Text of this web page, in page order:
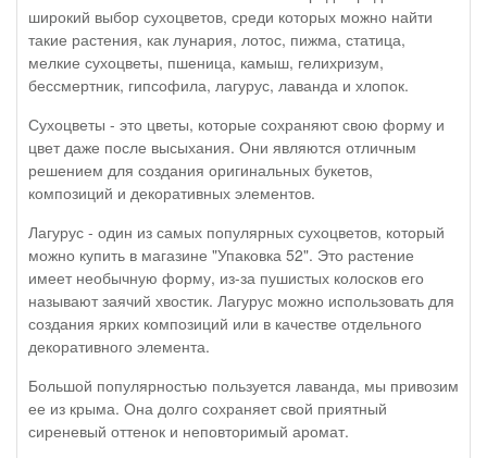
широкий выбор сухоцветов, среди которых можно найти
такие растения, как лунария, лотос, пижма, статица,
мелкие сухоцветы, пшеница, камыш, гелихризум,
бессмертник, гипсофила, лагурус, лаванда и хлопок.
Сухоцветы - это цветы, которые сохраняют свою форму и
цвет даже после высыхания. Они являются отличным
решением для создания оригинальных букетов,
композиций и декоративных элементов.
Лагурус - один из самых популярных сухоцветов, который
можно купить в магазине "Упаковка 52". Это растение
имеет необычную форму, из-за пушистых колосков его
называют заячий хвостик. Лагурус можно использовать для
создания ярких композиций или в качестве отдельного
декоративного элемента.
Большой популярностью пользуется лаванда, мы привозим
ее из крыма. Она долго сохраняет свой приятный
сиреневый оттенок и неповторимый аромат.